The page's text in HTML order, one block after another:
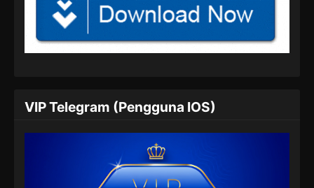
Against the Sky Supreme Episode 316
Eps 316 - Against the Sky Supreme Episode
Against the Sky Supreme Episode 317
Subtitle Indonesia
Eps 317 - Against the Sky Supreme Episode
317 Subtitle Indonesia - Juli 8, 2024
Against the Sky Supreme Episode 318
VIP Telegram (Pengguna IOS)